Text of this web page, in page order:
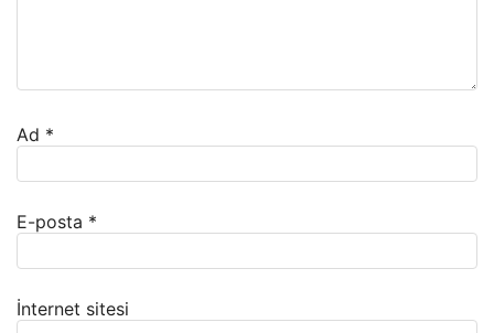
Ad *
E-posta *
İnternet sitesi